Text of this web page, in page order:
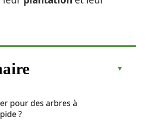
pour des arbres à
?